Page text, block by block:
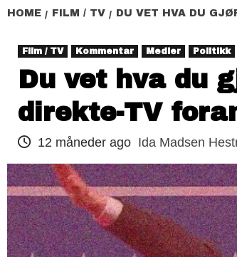
HOME FILM / TV DU VET HVA DU
Film / TV Kommentar Medier Politikk
Du vet hva du
direkte-TV
12 måneder ago Ida Madsen